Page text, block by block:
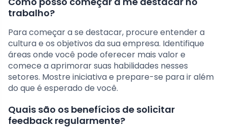
trabalho?
Para começar a se destacar, procure entender a
cultura e os objetivos da sua empresa. Identifique
áreas onde você pode oferecer mais valor e
comece a aprimorar suas habilidades nesses
setores. Mostre iniciativa e prepare-se para ir além
do que é esperado de você.
Quais são os benefícios de solicitar
feedback regularmente?